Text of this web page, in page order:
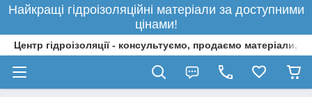
Найкращі гідроізоляційні матеріали за доступними
цінами!
Центр гідроізоляції - консультуємо, продаємо матеріали,